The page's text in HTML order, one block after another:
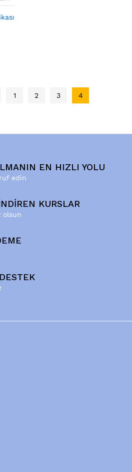
1 2 3 4
EN HIZLI YOLU
edin
KURSLAR
olsun